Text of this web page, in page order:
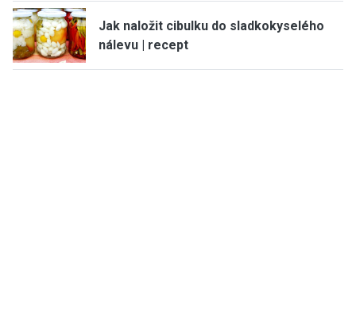
Jak naložit cibulku do sladkokyselého
nálevu | recept